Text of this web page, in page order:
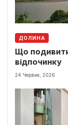
ДОЛИНА
Що
відпочинку
24 Червня, 2026